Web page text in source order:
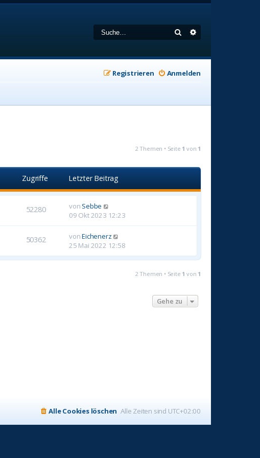
Suche
Anmelden
Registrieren
2 Themen • Seite 1 von 1
Zugriffe Letzter Beitrag
52280 von Sebbe
09 Okt 2023 12:23
50362 vonEichenerz
25 Mai 2022 12:58
2 Themen • Seite 1 von 1
Gehe zu
Alle Zeiten sind UTC+02:00
Alle Cookies löschen